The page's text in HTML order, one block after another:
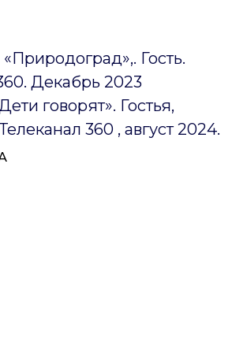
Гость.
Декабрь 2023
говорят». Гостья,
360 , август 2024.